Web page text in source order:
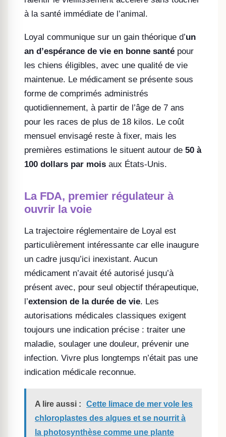
à la santé immédiate de l’animal.
Loyal communique sur un gain théorique d’un
an d’espérance de vie en bonne santé pour
les chiens éligibles, avec une qualité de vie
maintenue. Le médicament se présente sous
forme de comprimés administrés
quotidiennement, à partir de l’âge de 7 ans
pour les races de plus de 18 kilos. Le coût
mensuel envisagé reste à fixer, mais les
premières estimations le situent autour de 50 à
100 dollars par mois aux États-Unis.
La FDA, premier régulateur à
ouvrir la voie
La trajectoire réglementaire de Loyal est
particulièrement intéressante car elle inaugure
un cadre jusqu’ici inexistant. Aucun
médicament n’avait été autorisé jusqu’à
présent avec, pour seul objectif thérapeutique,
l’extension de la durée de vie. Les
autorisations médicales classiques exigent
toujours une indication précise : traiter une
maladie, soulager une douleur, prévenir une
infection. Vivre plus longtemps n’était pas une
indication médicale reconnue.
A lire aussi :
Cette limace de mer vole les
chloroplastes des algues et se nourrit à
la photosynthèse comme une plante